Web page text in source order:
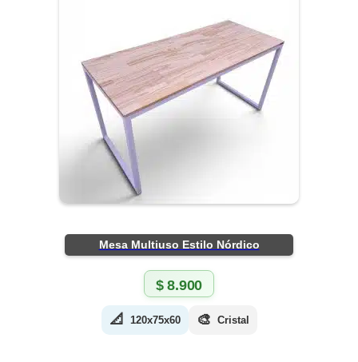
Mesa Multiuso Estilo Nórdico
$8.900
📐 120x75x60 🎨 Cristal